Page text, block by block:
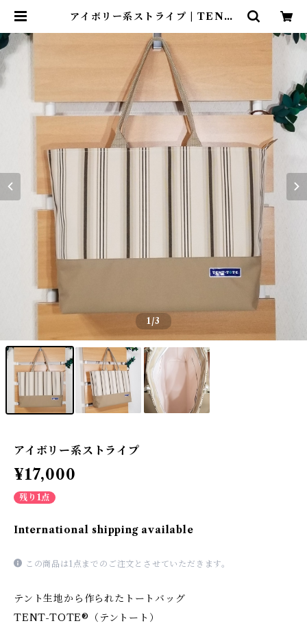
アイボリー系ストライプ | TENT-
1/3
アイボリー系ストライプ
¥17,000
残り1点
International shipping available
この商品は1点までのご注文とさせていただきます。
テント生地から作られたトートバッグ
TENT-TOTE®（テントート）